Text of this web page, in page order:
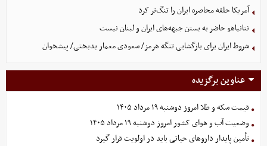
آمریکا حلقه محاصره ایران را تنگ‌تر کرد
نتانیاهو حاضر به بستن جبهه‌های ایران و لبنان نیست
شروط ایران برای بازگشایی تنگه هرمز/ سعودی معمار بدبختی/ پیشخوان
عناوین برگزیده
قیمت سکه و طلا امروز دوشنبه ۱۹ مرداد ۱۴۰۵
وضعیت آب و هوای کشور امروز دوشنبه ۱۹ مرداد ۱۴۰۵
تأمین پایدار داروهای حیاتی باید در اولویت قرار گیرد